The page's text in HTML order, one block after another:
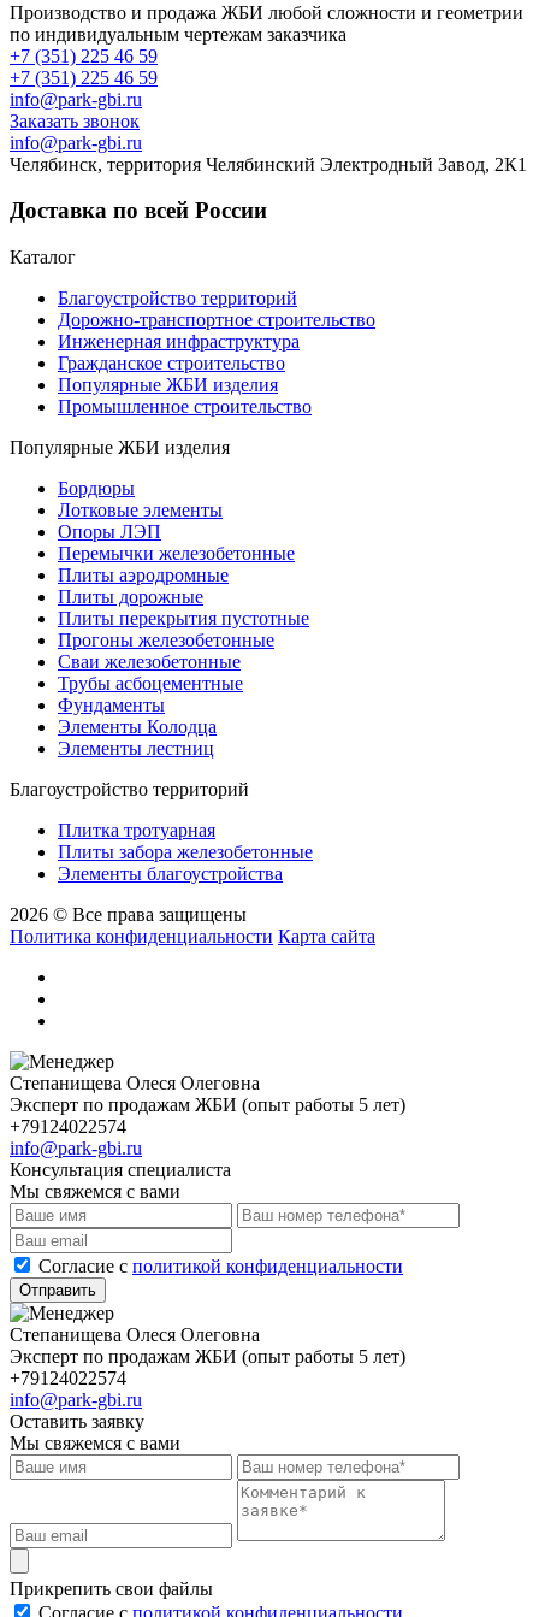
Производство и продажа ЖБИ любой сложности и геометрии
по индивидуальным чертежам заказчика
+7 (351) 225 46 59
+7 (351) 225 46 59
info@park-gbi.ru
Заказать звонок
info@park-gbi.ru
Челябинск, территория Челябинский Электродный Завод, 2К1
Доставка по всей России
Каталог
Благоустройство территорий
Дорожно-транспортное строительство
Инженерная инфраструктура
Гражданское строительство
Популярные ЖБИ изделия
Промышленное строительство
Популярные ЖБИ изделия
Бордюры
Лотковые элементы
Опоры ЛЭП
Перемычки железобетонные
Плиты аэродромные
Плиты дорожные
Плиты перекрытия пустотные
Прогоны железобетонные
Сваи железобетонные
Трубы асбоцементные
Фундаменты
Элементы Колодца
Элементы лестниц
Благоустройство территорий
Плитка тротуарная
Плиты забора железобетонные
Элементы благоустройства
2026 © Все права защищены
Политика конфиденциальности Карта сайта
Степанищева Олеся Олеговна
Эксперт по продажам ЖБИ (опыт работы 5 лет)
+79124022574
info@park-gbi.ru
Консультация специалиста
Мы свяжемся с вами
Cогласие с политикой конфиденциальности
Отправить
Степанищева Олеся Олеговна
Эксперт по продажам ЖБИ (опыт работы 5 лет)
+79124022574
info@park-gbi.ru
Оставить заявку
Мы свяжемся с вами
Прикрепить свои файлы
Cогласие с политикой конфиденциальности